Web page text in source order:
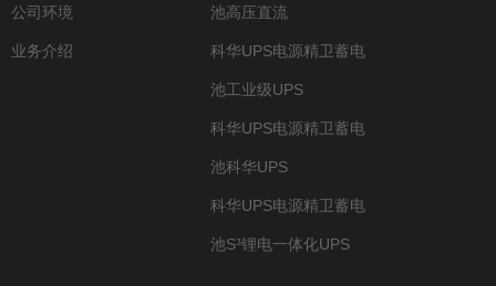
公司环境
业务介绍
池高压直流
科华UPS电源精卫蓄电
池工业级UPS
科华UPS电源精卫蓄电
池科华UPS
科华UPS电源精卫蓄电
池S³锂电一体化UPS